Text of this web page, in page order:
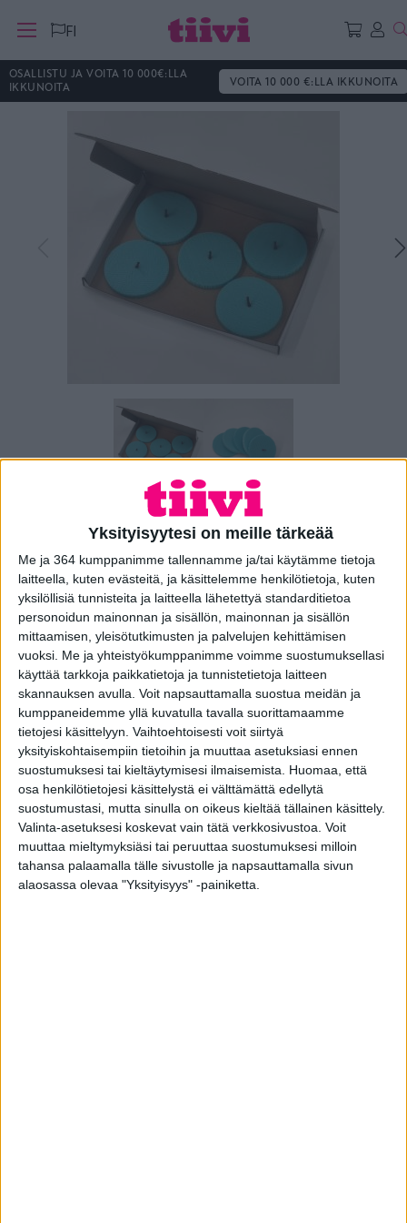
Yksityisyytesi on meille tärkeää
Me ja 364 kumppanimme tallennamme ja/tai käytämme tietoja
laitteella, kuten evästeitä, ja käsittelemme henkilötietoja, kuten
yksilöllisiä tunnisteita ja laitteella lähetettyä standarditietoa
personoidun mainonnan ja sisällön, mainonnan ja sisällön
mittaamisen, yleisötutkimusten ja palvelujen kehittämisen
vuoksi. Me ja yhteistyökumppanimme voimme suostumuksellasi
käyttää tarkkoja paikkatietoja ja tunnistetietoja laitteen
skannauksen avulla. Voit napsauttamalla suostua meidän ja
kumppaneidemme yllä kuvatulla tavalla suorittamaamme
tietojesi käsittelyyn. Vaihtoehtoisesti voit siirtyä
yksityiskohtaisempiin tietoihin ja muuttaa asetuksiasi ennen
suostumuksesi tai kieltäytymisesi ilmaisemista.
Huomaa, että
osa henkilötietojesi käsittelystä ei välttämättä edellytä
suostumustasi, mutta sinulla on oikeus kieltää tällainen käsittely.
Valinta-asetuksesi koskevat vain tätä verkkosivustoa. Voit
muuttaa mieltymyksiäsi tai peruuttaa suostumuksesi milloin
tahansa palaamalla tälle sivustolle ja napsauttamalla sivun
alaosassa olevaa "Yksityisyys" -painiketta.
FI
OSALLISTU JA VOITA 10 000€:LLA
IKKUNOITA
VOITA 10 000 €:LLA IKKUNOITA
Finluft FLS20
korvausilmalaitteen
vaihtosuodatin (5 kpl)
SKU: 50020
Viiden vaihtosuodattimen pakkaus FLS 20 laitteeseen.
Alkuperäinen Finluft huoltosuodatin on valmistettu
laadukkaasta HAF (High Air Flow) materiaalista
Sen avoin kennorakenne mahdollistaa lähes esteettömän
ilmanvirtauksen
Suodatinmateriaali on elektrostaattisesti varattu ja se
kerää ilman allergeenejä todella tehokkaasti
Materiaali estää mahdollisen mikrobikasvuston
suodattimessa